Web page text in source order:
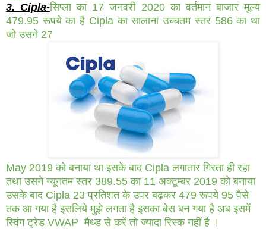
3. Cipla-सिप्ला का 17 जनवरी 2020 का वर्तमान बाजार मूल्य
479.95 रूपये का है Cipla का सालाना उच्चतम स्तर 586 का था
जो उसने 27
May 2019 को बनाया था इसके बाद Cipla लगातार गिरता ही रहा
तथा उसने न्यूनतम स्तर 389.55 का 11 अक्टूम्बर 2019 को बनाया
उसके बाद Cipla 23 प्रतिशत के उपर बढ़कर 479 रूपये 95 पैसे
तक आ गया है इसलिये मुझे लगता है इसका बेस बन गया है अब इसमें
स्विंग ट्रेड VWAP मैथ्ड से करें तो ज्यादा रिस्क नहीं है ।